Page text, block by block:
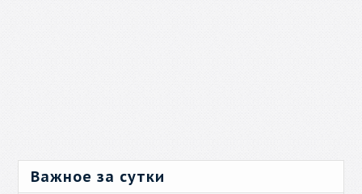
Важное за сутки